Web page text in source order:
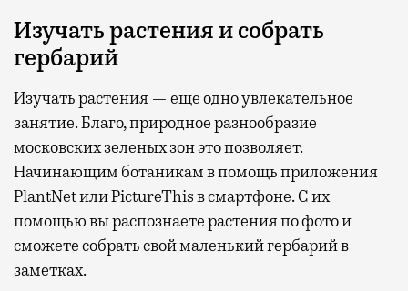
Изучать растения и собрать
гербарий
Изучать растения — еще одно увлекательное
занятие. Благо, природное разнообразие
московских зеленых зон это позволяет.
Начинающим ботаникам в помощь приложения
PlantNet или PictureThis в смартфоне. С их
помощью вы распознаете растения по фото и
сможете собрать свой маленький гербарий в
заметках.